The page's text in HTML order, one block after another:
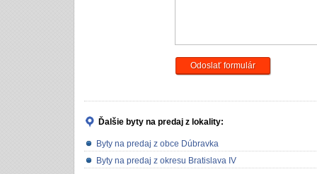
Odoslať formulár
Ďalšie byty na predaj z lokality:
Byty na predaj z obce Dúbravka
Byty na predaj z okresu Bratislava IV